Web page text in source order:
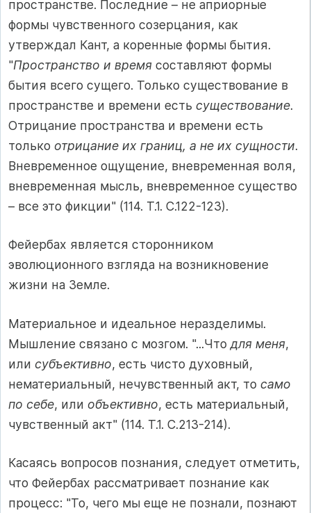
пространстве. Последние – не априорные
формы чувственного созерцания, как
утверждал Кант, а коренные формы бытия.
"Пространство и время составляют формы
бытия всего сущего. Только существование в
пространстве и времени есть существование.
Отрицание пространства и времени есть
только отрицание их границ, а не их сущности.
Вневременное ощущение, вневременная воля,
вневременная мысль, вневременное существо
– все это фикции" (114. Т.1. С.122-123).
Фейербах является сторонником
эволюционного взгляда на возникновение
жизни на Земле.
Материальное и идеальное неразделимы.
Мышление связано с мозгом. "...Что для меня,
или субъективно, есть чисто духовный,
нематериальный, нечувственный акт, то само
по себе, или объективно, есть материальный,
чувственный акт" (114. Т.1. С.213-214).
Касаясь вопросов познания, следует отметить,
что Фейербах рассматривает познание как
процесс: "То, чего мы еще не познали, познают